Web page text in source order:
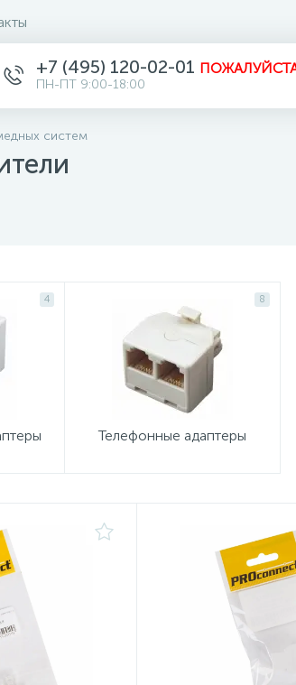
+7 (495) 120-02-01
ПН-ПТ 9:00-18:00
систем
4 8
Телефонные адаптеры